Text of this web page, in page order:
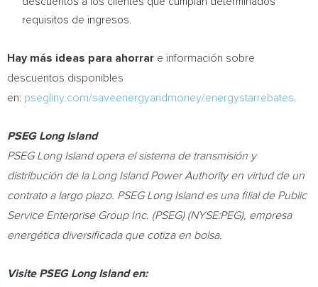
requisitos de ingresos.
Hay más ideas para ahorrar e información sobre
descuentos disponibles
en: psegliny.com/saveenergyandmoney/energystarrebates
PSEG Long Island
PSEG Long Island opera el sistema de transmisión y
distribución de la Long Island Power Authority en virtud de un
contrato a largo plazo. PSEG Long Island es una filial de Public
Service Enterprise Group Inc. (PSEG) (NYSE:PEG), empresa
energética diversificada que cotiza en bolsa.
Visite PSEG Long Island en: